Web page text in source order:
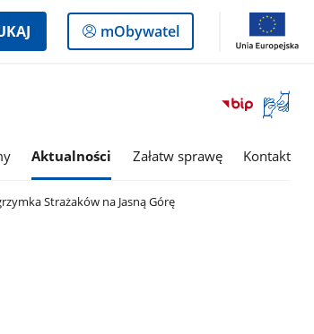
Logowanie
do
mObywatel
Otwórz
okno
Aktualności Załatw sprawę Kontakt
Strażaków na Jasną Górę